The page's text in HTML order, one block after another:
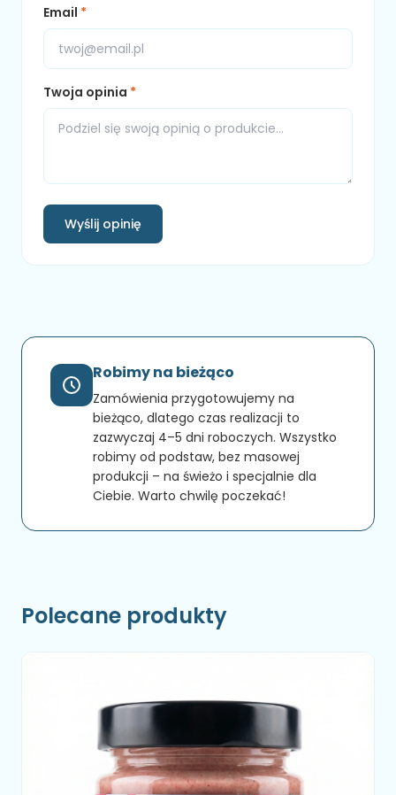
Email *
Twoja opinia *
Wyślij opinię
Robimy na bieżąco
Zamówienia przygotowujemy na
bieżąco, dlatego czas realizacji to
zazwyczaj 4–5 dni roboczych. Wszystko
robimy od podstaw, bez masowej
produkcji – na świeżo i specjalnie dla
Ciebie. Warto chwilę poczekać!
Polecane produkty